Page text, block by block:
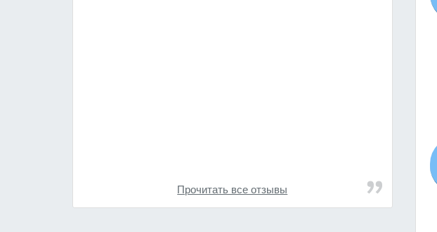
Прочитать все отзывы